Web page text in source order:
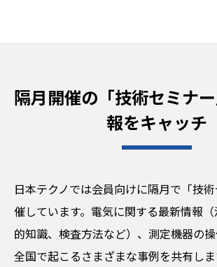
隔月開催の「技術セミナ
報をキャッチ
日本テクノでは会員向けに隔月で「技
催しています。電気に関する最新情報
的知識、検査方法など）、測定機器の操
全国で起こるさまざまな事例を共有し